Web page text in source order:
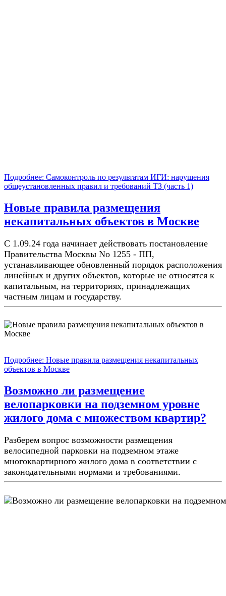
Подробнее: Самоконтроль по результатам ИГИ: нарушения
общеустановленных правил и требований ТЗ (часть 1)
Новые правила размещения
некапитальных объектов в Москве
С 1.09.24 года начинает действовать постановление
Правительства Москвы No 1255 - ПП,
устанавливающее обновленный порядок расположения
линейных и других объектов, которые не относятся к
капитальным, на территориях, принадлежащих
частным лицам и государству.
Подробнее: Новые правила размещения некапитальных
объектов в Москве
Возможно ли размещение
велопарковки на подземном уровне
жилого дома с множеством квартир?
Разберем вопрос возможности размещения
велосипедной парковки на подземном этаже
многоквартирного жилого дома в соответствии с
законодательными нормами и требованиями.